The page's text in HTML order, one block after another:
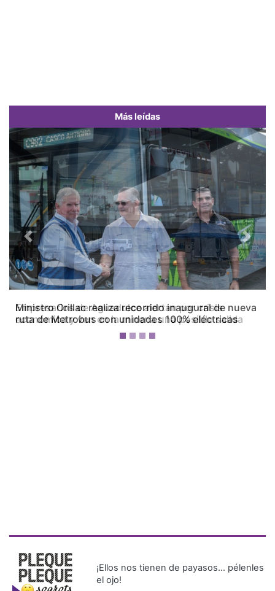
Más leídas
Empresarios de Aguadulce alertan por crisis
económica y ven en la minería una posible salida
Previous Next
¡Ellos nos tienen de payasos… pélenles
el ojo!